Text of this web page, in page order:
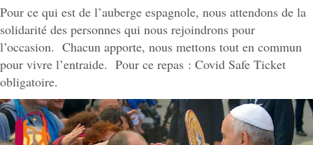
Pour ce qui est de l’auberge espagnole, nous attendons de la
solidarité des personnes qui nous rejoindrons pour
l’occasion. Chacun apporte, nous mettons tout en commun
pour vivre l’entraide. Pour ce repas : Covid Safe Ticket
obligatoire.